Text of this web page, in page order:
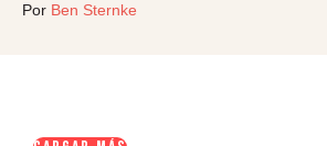
Por Ben Sternke